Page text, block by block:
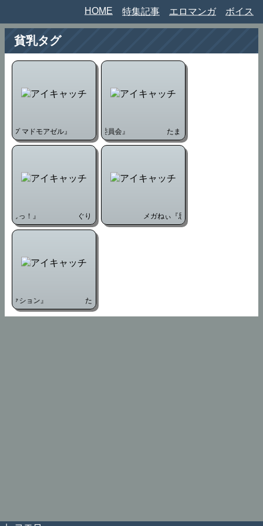
HOME 特集記事 エロマンガ ボイス
貧乳タグ
プ マドモアゼル』 40010試作型『プロトタイプ マドモアゼル』
たまごろー『童貞男子更生委員会』 たまごろー『童貞男子更生委
しっ！』 ぐりえるも『思春期まるだしっ！』
メガねぃ『思春期セックス』 メガねぃ『思春期セックス』
クション』 たまごろー『ハメトモコレクション』